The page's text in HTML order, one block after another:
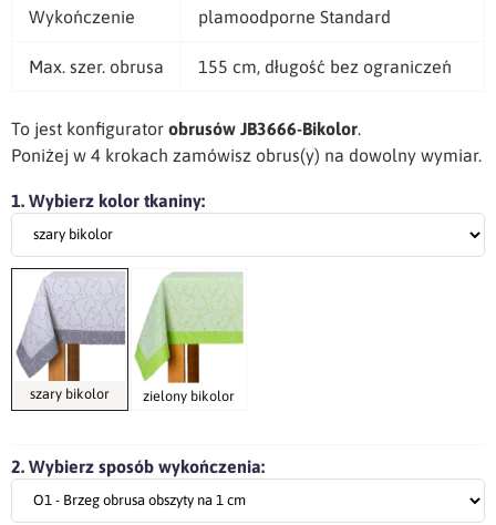
Wykończenie plamoodporne Standard
Max. szer. obrusa 155 cm, długość bez ograniczeń
To jest konfigurator obrusów JB3666-Bikolor.
Poniżej w 4 krokach zamówisz obrus(y) na dowolny wymiar.
1. Wybierz kolor tkaniny:
szary bikolor zielony bikolor
2. Wybierz sposób wykończenia: